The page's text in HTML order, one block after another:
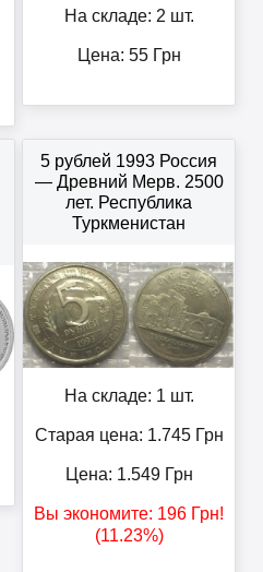
На складе: 2 шт.
Цена: 55Грн
5 рублей 1993 Россия
— Древний Мерв. 2500
лет. Республика
Туркменистан
На складе: 1 шт.
Старая цена: 1.745Грн
Цена: 1.549Грн
Вы экономите: 196 Грн!
(11.23%)